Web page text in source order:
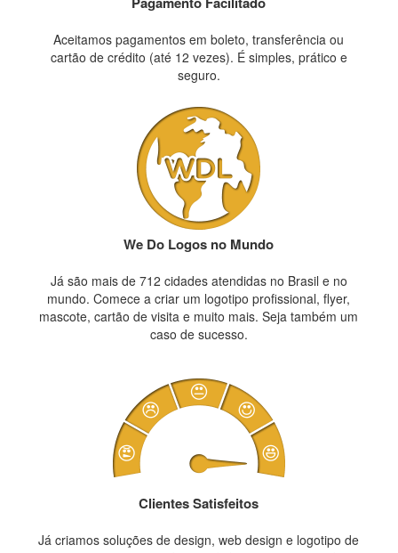
Aceitamos pagamentos em boleto, transferência ou
cartão de crédito (até 12 vezes). É simples, prático e
seguro.
We Do Logos no Mundo
Já são mais de 712 cidades atendidas no Brasil e no
mundo. Comece a criar um logotipo profissional, flyer,
mascote, cartão de visita e muito mais. Seja também um
caso de sucesso.
Clientes Satisfeitos
Já criamos soluções de design, web design e logotipo de